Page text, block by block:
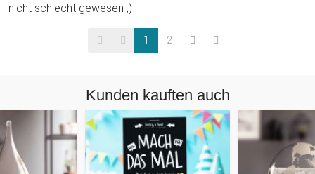
nicht schlecht gewesen ;)
1 2
Kunden kauften auch